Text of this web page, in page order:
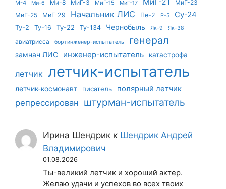
М-4
Ми-6 Ми-8 МиГ-3 МиГ-15 МиГ-17 МиГ-21
МиГ-23
МиГ-25
МиГ-29 Начальник ЛИС Пе-2 Р-5 Су-24
Ту-2 Ту-16 Ту-22 Ту-134 Чернобыль Як-9 Як-38
авиатрисса бортинженер-испытатель генерал
замнач ЛИС инженер-испытатель катастрофа
летчик летчик-испытатель
летчик-космонавт писатель полярный летчик
репрессирован штурман-испытатель
Ирина Шендрик к Шендрик Андрей
Владимирович
01.08.2026
Ты-великий летчик и хороший актер.
Желаю удачи и успехов во всех твоих